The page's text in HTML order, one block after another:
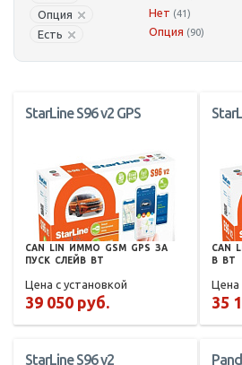
Опция
Есть
Нет (41)
Опция (90)
StarLine S96 v2 GPS
CAN LIN ИММО GSM GPS ЗА
ПУСК СЛЕЙВ BT
Цена с установкой
39 050 руб.
CAN
В
BT
Цена
35
StarLine S96 v2